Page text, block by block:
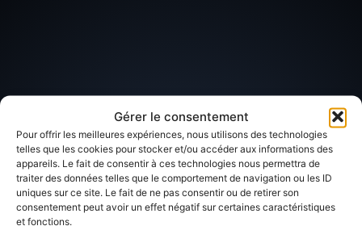
Gérer le consentement
Pour offrir les meilleures expériences, nous utilisons des technologies
telles que les cookies pour stocker et/ou accéder aux informations des
appareils. Le fait de consentir à ces technologies nous permettra de
traiter des données telles que le comportement de navigation ou les ID
uniques sur ce site. Le fait de ne pas consentir ou de retirer son
consentement peut avoir un effet négatif sur certaines caractéristiques
et fonctions.
SECTEUR D'INTÉRÊT
Avis surSaint Hilaire